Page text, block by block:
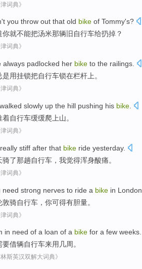
津词典》
you throw out that old bike of Tommy's?
你就不能把汤米那辆 旧自行车给扔掉？
津词典》
always padlocked her bike to the railings
是用挂锁把自行车锁在栏杆上 。
津词典》
walked slowly up the hill pushing his bike
着自行车缓缓爬 上山。
津词典》
really stiff after that bike ride yesterday.
骑了那趟自行车 ， 我觉得浑身酸痛。
津词典》
need strong nerves to ride a bike in London
敦骑自行车 ， 你可得有胆量。
津词典》
in need of a loan of a bike for a few weeks.
要借辆自行车来用 几周。
林斯英汉双解大词典》